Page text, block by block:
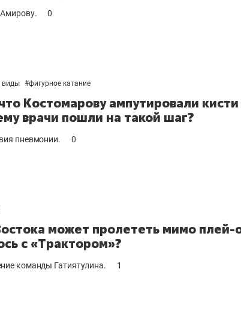
0
виды #фигурное катание
Костомарову ампутировали
врачи пошли на такой шаг?
пневмонии. 0
может пролететь мимо
с «Трактором»?
команды Гатиятулина. 1